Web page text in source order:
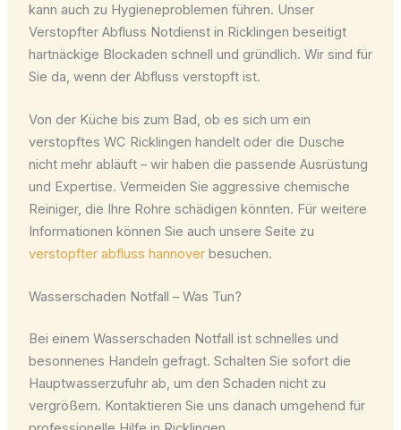
kann auch zu Hygieneproblemen führen. Unser
Verstopfter Abfluss Notdienst in Ricklingen beseitigt
hartnäckige Blockaden schnell und gründlich. Wir sind für
Sie da, wenn der Abfluss verstopft ist.
Von der Küche bis zum Bad, ob es sich um ein
verstopftes WC Ricklingen handelt oder die Dusche
nicht mehr abläuft – wir haben die passende Ausrüstung
und Expertise. Vermeiden Sie aggressive chemische
Reiniger, die Ihre Rohre schädigen könnten. Für weitere
Informationen können Sie auch unsere Seite zu
verstopfter abfluss hannoverbesuchen.
Wasserschaden Notfall – Was Tun?
Bei einem Wasserschaden Notfall ist schnelles und
besonnenes Handeln gefragt. Schalten Sie sofort die
Hauptwasserzufuhr ab, um den Schaden nicht zu
vergrößern. Kontaktieren Sie uns danach umgehend für